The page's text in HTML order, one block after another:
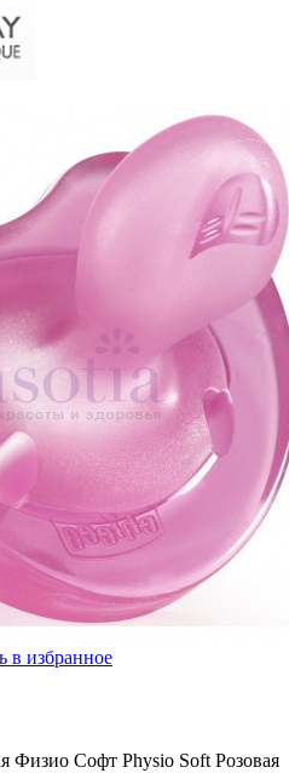
в избранное
Физио Софт Physio Soft Розовая